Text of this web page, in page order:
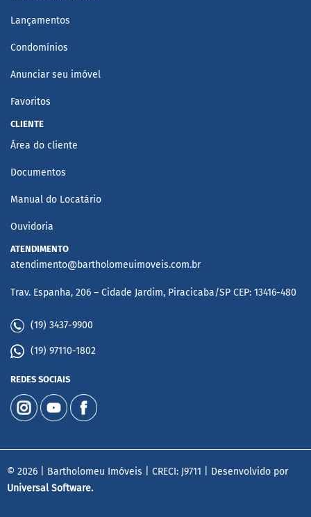
Lançamentos
Condomínios
Anunciar seu imóvel
Favoritos
CLIENTE
Área do cliente
Documentos
Manual do Locatário
Ouvidoria
ATENDIMENTO
atendimento@bartholomeuimoveis.com.br
Trav. Espanha, 206 – Cidade Jardim, Piracicaba/SP CEP: 13416-480
(19) 3437-9900
(19) 97110-1802
REDES SOCIAIS
© 2026 | Bartholomeu Imóveis | CRECI: J9711 | Desenvolvido por
Universal Software.